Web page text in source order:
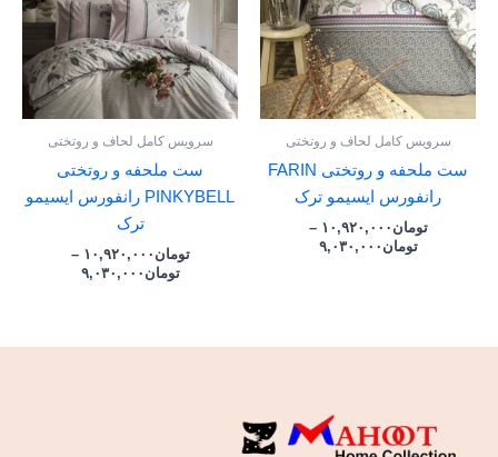
سرویس کامل لحاف و روتختی
ست ملحفه و روتختی FARIN
رانفورس ایسیمو ترک
تومان ۱۰,۹۲۰,۰۰۰ –
تومان ۹,۰۳۰,۰۰۰
سرویس کامل لحاف و روتختی
ست ملحفه و روتختی
PINKYBELL رانفورس ایسیمو
ترک
تومان ۱۰,۹۲۰,۰۰۰ –
تومان ۹,۰۳۰,۰۰۰